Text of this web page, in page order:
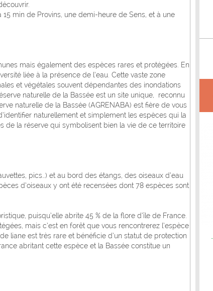
min de Provins, une demi-heure de Sens, et à une
mais également des espèces rares et protégées. En
liée à la présence de l’eau. Cette vaste zone
et végétales souvent dépendantes des inondations
naturelle de la Bassée est un site unique, reconnu
naturelle de la Bassée (AGRENABA) est fière de vous
naturellement et simplement les espèces qui la
de la réserve qui symbolisent bien la vie de ce territoire
pics…) et au bord des étangs, des oiseaux d’eau
d’oiseaux y ont été recensées dont 78 espèces sont
puisqu’elle abrite 45 % de la flore d’île de France.
mais c’est en forêt que vous rencontrerez l’espèce
liane est très rare et bénéficie d’un statut de protection
abritant cette espèce et la Bassée constitue un